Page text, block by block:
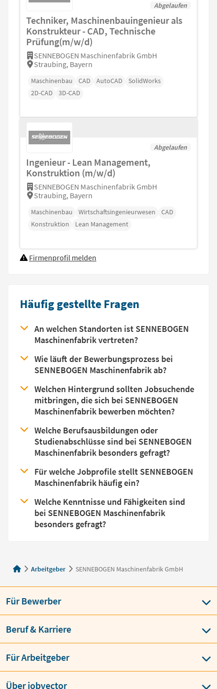
Abgelaufen
Techniker, Maschinenbauingenieur als
Konstrukteur - CAD, Technische
Prüfung(m/w/d)
SENNEBOGEN Maschinenfabrik GmbH
Straubing, Bayern
Maschinenbau CAD AutoCAD
SolidWorks
2D-CAD
3D-CAD
Abgelaufen
Ingenieur - Lean Management,
Konstruktion (m/w/d)
SENNEBOGEN Maschinenfabrik GmbH
Straubing, Bayern
Maschinenbau Wirtschaftsingenieurwesen
CAD
Konstruktion
Lean Management
Firmenprofil melden
Häufig gestellte Fragen
An welchen Standorten ist SENNEBOGEN
Maschinenfabrik vertreten?
Wie läuft der Bewerbungsprozess bei
SENNEBOGEN Maschinenfabrik ab?
Welchen Hintergrund sollten Jobsuchende
mitbringen, die sich bei SENNEBOGEN
Maschinenfabrik bewerben möchten?
Welche Berufsausbildungen oder
Studienabschlüsse sind bei SENNEBOGEN
Maschinenfabrik besonders gefragt?
Für welche Jobprofile stellt SENNEBOGEN
Maschinenfabrik häufig ein?
Welche Kenntnisse und Fähigkeiten sind
bei SENNEBOGEN Maschinenfabrik
besonders gefragt?
Arbeitgeber SENNEBOGEN Maschinenfabrik GmbH
Für Bewerber
Beruf & Karriere
Für Arbeitgeber
Über jobvector